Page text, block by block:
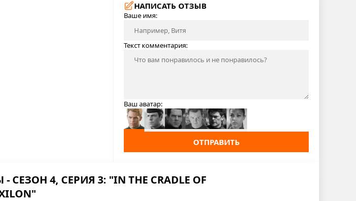
НАПИСАТЬ ОТЗЫВ
Ваше имя:
Текст комментария:
Ваш аватар:
ОТПРАВИТЬ
4, СЕРИЯ 3: "IN THE CRADLE OF